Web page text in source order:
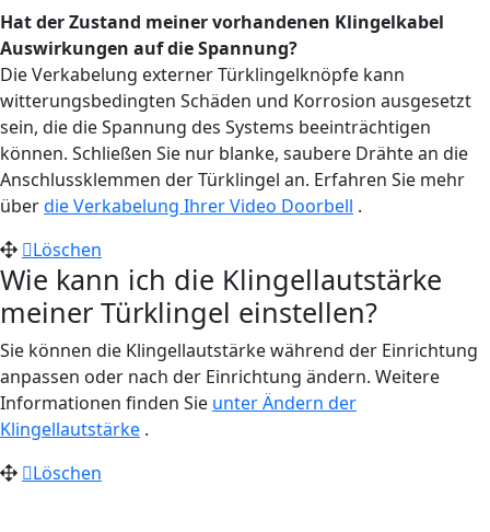
Hat der Zustand meiner vorhandenen Klingelkabel
Auswirkungen auf die Spannung?
Die Verkabelung externer Türklingelknöpfe kann
witterungsbedingten Schäden und Korrosion ausgesetzt
sein, die die Spannung des Systems beeinträchtigen
können. Schließen Sie nur blanke, saubere Drähte an die
Anschlussklemmen der Türklingel an. Erfahren Sie mehr
überdie Verkabelung Ihrer Video Doorbell .
Löschen
Wie kann ich die Klingellautstärke
meiner Türklingel einstellen?
Sie können die Klingellautstärke während der Einrichtung
anpassen oder nach der Einrichtung ändern. Weitere
Informationen finden Sie unter Ändern der
Klingellautstärke .
Löschen